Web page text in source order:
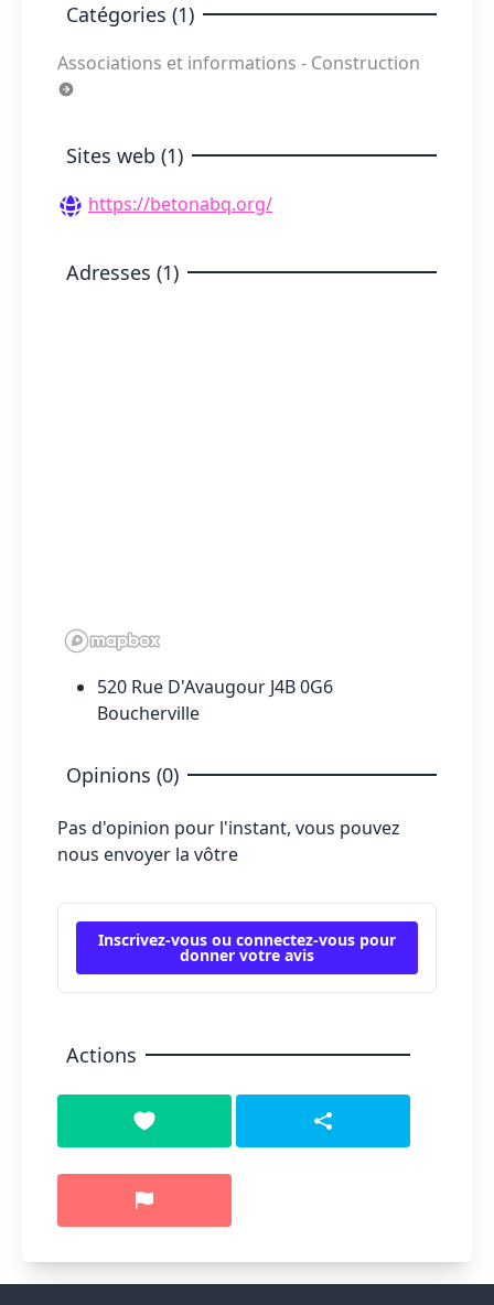
Catégories (1)
Associations et informations - Construction
Sites web (1)
https://betonabq.org/
Adresses (1)
520 Rue D'Avaugour J4B 0G6
Boucherville
Opinions (0)
Pas d'opinion pour l'instant, vous pouvez
nous envoyer la vôtre
Inscrivez-vous ou connectez-vous pour
donner votre avis
Actions